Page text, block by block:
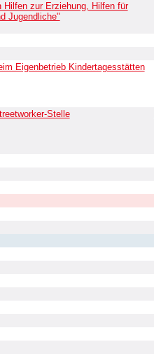
zur Erziehung, Hilfen für
Jugendliche"
Eigenbetrieb Kindertagesstätten
Stelle